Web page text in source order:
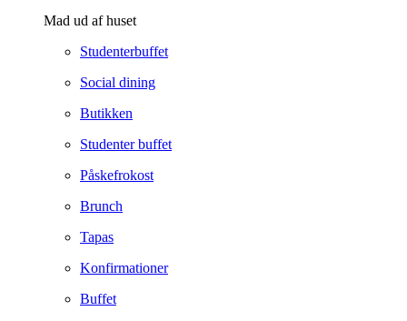
Mad ud af huset
Studenterbuffet
Social dining
Butikken
Studenter buffet
Påskefrokost
Brunch
Tapas
Konfirmationer
Buffet